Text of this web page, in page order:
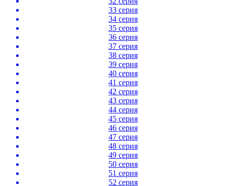
33 серия
34 серия
35 серия
36 серия
37 серия
38 серия
39 серия
40 серия
41 серия
42 серия
43 серия
44 серия
45 серия
46 серия
47 серия
48 серия
49 серия
50 серия
51 серия
52 серия